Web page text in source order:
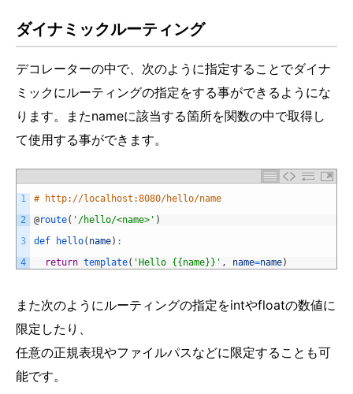
ダイナミックルーティング
デコレーターの中で、次のように指定することでダイナ
ミックにルーティングの指定をする事ができるようにな
ります。またnameに該当する箇所を関数の中で取得し
て使用する事ができます。
1
2
3
4
# http://localhost:8080/hello/name
@route( '/hello/<name>' )
def
hello( name) :
return template( 'Hello {{name}}' , name=name)
また次のようにルーティングの指定をintやfloatの数値に
限定したり、
任意の正規表現やファイルパスなどに限定することも可
能です。